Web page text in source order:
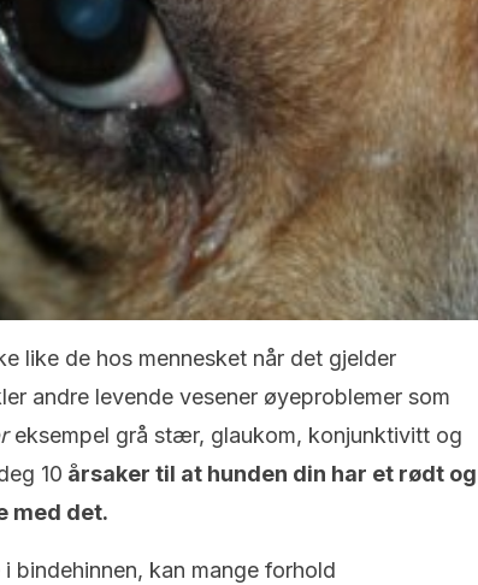
like de hos mennesket når det gjelder
andre levende vesener øyeproblemer som
eksempel grå stær, glaukom, konjunktivitt og
10 årsaker til at hunden din har et rødt og
med det.
bindehinnen, kan mange forhold